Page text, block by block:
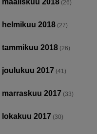
(26)
helmikuu 2018 (27)
tammikuu 2018 (26)
joulukuu 2017 (41)
marraskuu 2017 (33)
lokakuu 2017 (30)